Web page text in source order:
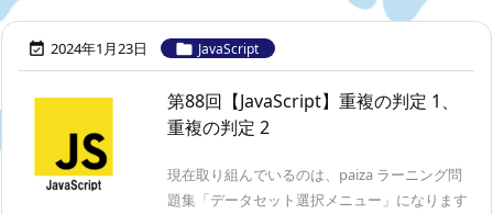
 2024年1月23日  JavaScript
第88回【JavaScript】重複の判定 1、
重複の判定 2
現在取り組んでいるのは、paiza ラーニング問
題集「データセット選択メニュー」になります